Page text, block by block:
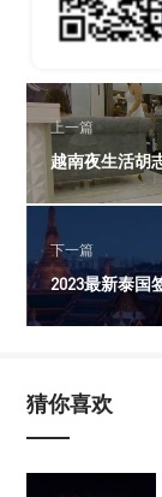
上一篇
越南夜生活胡
下一篇
2023最新泰国
猜你喜欢